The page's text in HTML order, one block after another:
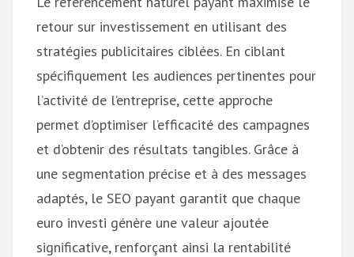
retour sur investissement en utilisant des
stratégies publicitaires ciblées. En ciblant
spécifiquement les audiences pertinentes pour
l’activité de l’entreprise, cette approche
permet d’optimiser l’efficacité des campagnes
et d’obtenir des résultats tangibles. Grâce à
une segmentation précise et à des messages
adaptés, le SEO payant garantit que chaque
euro investi génère une valeur ajoutée
significative, renforçant ainsi la rentabilité